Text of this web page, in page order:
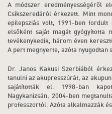
A módszer eredményességéről
Csíkszeredáról érkezett. Mint
epilepsziás volt, 1991-ben fordult
elsőként saját magát gyógyította
tevékenykedik, három éven
A pert megnyerte, azóta nyugodtan
Dr. Janos Kakusi Szerbiából
tanulni az akupresszúrát, az
sajátították el. 1998-ban
Nagykanizsán, 2004-ben
professzortól. Azóta alkalmazzák